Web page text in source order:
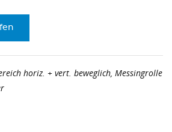
horiz. + vert. beweglich, Messingrolle